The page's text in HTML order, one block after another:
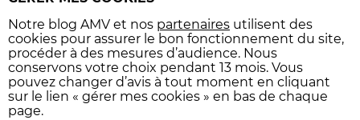
constituent un kit
d’entretien suffisant pour
un usage régulier. Ce
dernier, appliqué sur des
gants propres et secs,
Notre blog AMV et nos partenaires utilisent des
cookies pour assurer le bon fonctionnement du site,
procéder à des mesures d’audience. Nous
conservons votre choix pendant 13 mois. Vous
pouvez changer d’avis à tout moment en cliquant
sur le lien « gérer mes cookies » en bas de chaque
page.